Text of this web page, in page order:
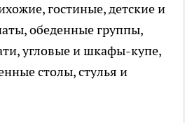
гостиные, детские и
обеденные группы,
угловые и шкафы-купе,
столы, стулья и